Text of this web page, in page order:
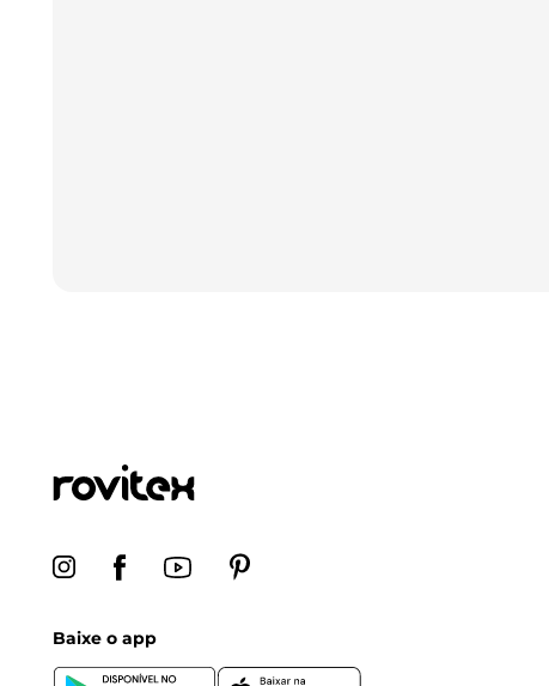
Baixe o app